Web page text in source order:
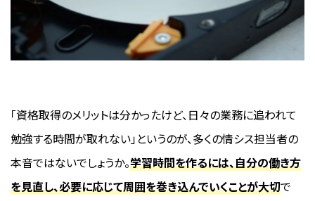
「資格取得のメリットは分かったけど、日々の業務に追われて
勉強する時間が取れない」というのが、多くの情シス担当者の
本音ではないでしょうか。学習時間を作るには、自分の働き方
を見直し、必要に応じて周囲を巻き込んでいくことが大切で